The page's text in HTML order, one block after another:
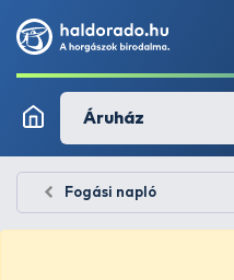
Áruház
Fogási napló